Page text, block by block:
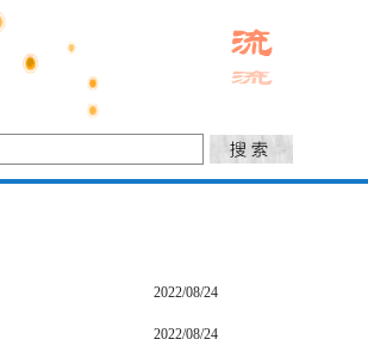
2022/08/24
2022/08/24